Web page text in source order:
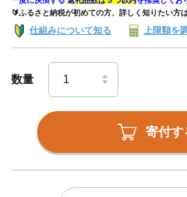
🔰ふるさと納税が初めての方、詳しく知りたい方
仕組みについて知る 上限額を
数量
寄付す